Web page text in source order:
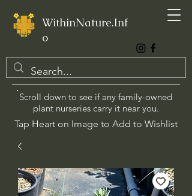
WithinNature.Inf
o
Scroll down to see if any family-owned
plant nurseries carry it near you.
Tap Heart on Image to Add to Wishlist